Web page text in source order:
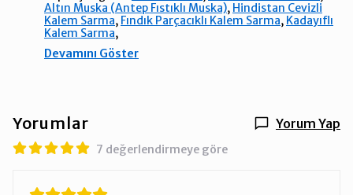
Altın Muska (Antep Fıstıklı Muska), Hindistan Cevizli
Kalem Sarma, Fındık Parçacıklı Kalem Sarma, Kadayıflı
Kalem Sarma,
Devamını Göster
Yorumlar Yorum Yap
7 değerlendirmeye göre